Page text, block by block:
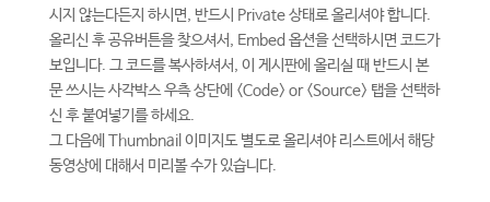
시지 않는다든지 하시면, 반드시 Private 상태로 올리셔야 합니다.
올리신 후 공유버튼을 찾으셔서, Embed 옵션을 선택하시면 코드가
보입니다. 그 코드를 복사하셔서, 이 게시판에 올리실 때 반드시 본
문 쓰시는 사각박스 우측 상단에 <Code> or <Source> 탭을 선택하
신 후 붙여넣기를 하세요.
그 다음에 Thumbnail 이미지도 별도로 올리셔야 리스트에서 해당
동영상에 대해서 미리볼 수가 있습니다.